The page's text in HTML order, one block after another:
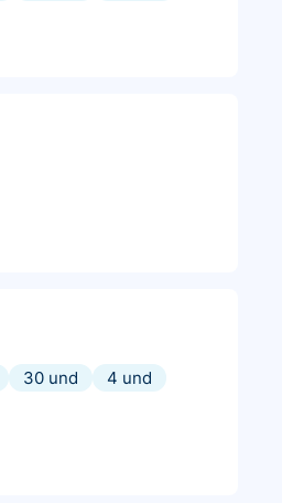
30 und
4 und